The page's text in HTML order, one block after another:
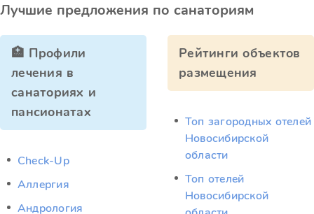
Лучшие предложения по санаториям
🏥 Профили
лечения в
санаториях и
пансионатах
Check-Up
Аллергия
Андрология
Рейтинги объектов
размещения
Топ загородных отелей
Новосибирской
области
Топ отелей
Новосибирской